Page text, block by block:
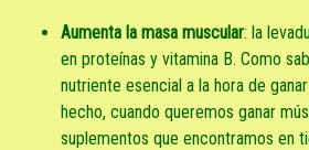
Aumenta la masa muscular: la
en proteínas y vitamina B. Como
nutriente esencial a la hora de
hecho, cuando queremos ganar
suplementos que encontramos en